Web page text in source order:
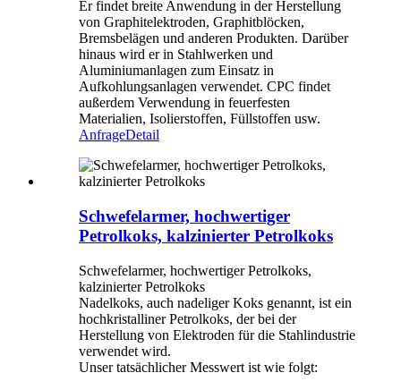
Er findet breite Anwendung in der Herstellung
von Graphitelektroden, Graphitblöcken,
Bremsbelägen und anderen Produkten. Darüber
hinaus wird er in Stahlwerken und
Aluminiumanlagen zum Einsatz in
Aufkohlungsanlagen verwendet. CPC findet
außerdem Verwendung in feuerfesten
Materialien, Isolierstoffen, Füllstoffen usw.
AnfrageDetail
Schwefelarmer, hochwertiger
Petrolkoks, kalzinierter Petrolkoks
Schwefelarmer, hochwertiger Petrolkoks,
kalzinierter Petrolkoks
Nadelkoks, auch nadeliger Koks genannt, ist ein
hochkristalliner Petrolkoks, der bei der
Herstellung von Elektroden für die Stahlindustrie
verwendet wird.
Unser tatsächlicher Messwert ist wie folgt: